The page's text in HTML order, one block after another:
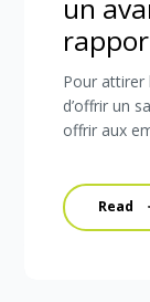
un
Pour attirer
d’offrir un
offrir aux
Read